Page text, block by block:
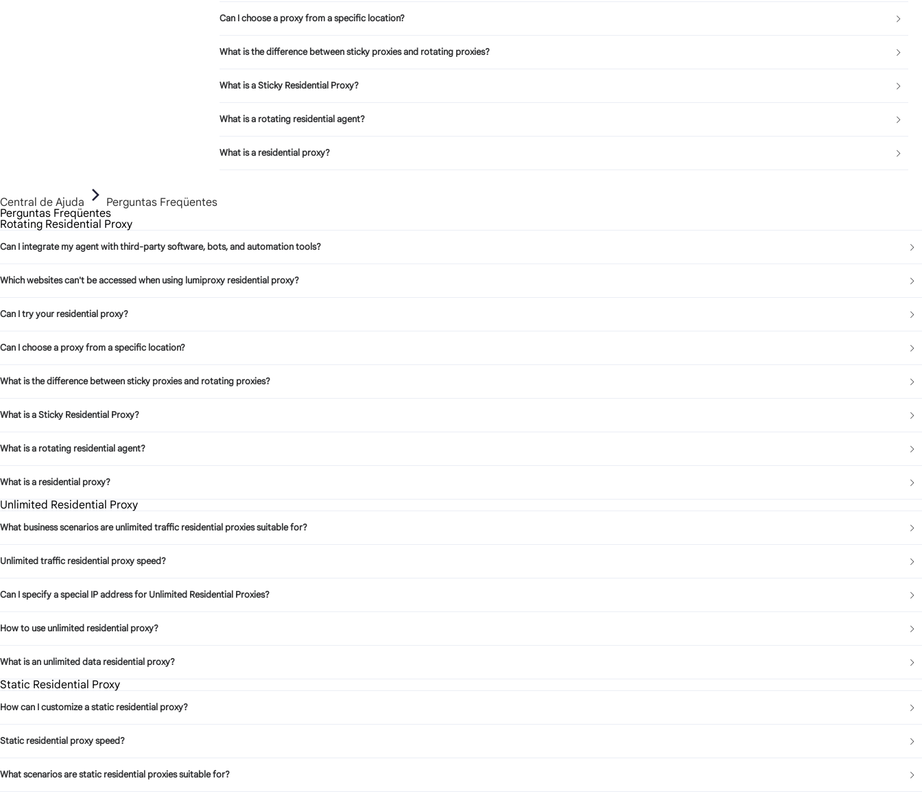
Can I choose a proxy from a specific location?
What is the difference between sticky proxies and rotating proxies?
What is a Sticky Residential Proxy?
What is a rotating residential agent?
What is a residential proxy?
Central de Ajuda
Perguntas Freqüentes
Perguntas Freqüentes
Rotating Residential Proxy
Can I integrate my agent with third-party software, bots, and automation tools?
Which websites can't be accessed when using lumiproxy residential proxy?
Can I try your residential proxy?
Can I choose a proxy from a specific location?
What is the difference between sticky proxies and rotating proxies?
What is a Sticky Residential Proxy?
What is a rotating residential agent?
What is a residential proxy?
Unlimited Residential Proxy
What business scenarios are unlimited traffic residential proxies suitable for?
Unlimited traffic residential proxy speed?
Can I specify a special IP address for Unlimited Residential Proxies?
How to use unlimited residential proxy?
What is an unlimited data residential proxy?
Static Residential Proxy
How can I customize a static residential proxy?
Static residential proxy speed?
What scenarios are static residential proxies suitable for?